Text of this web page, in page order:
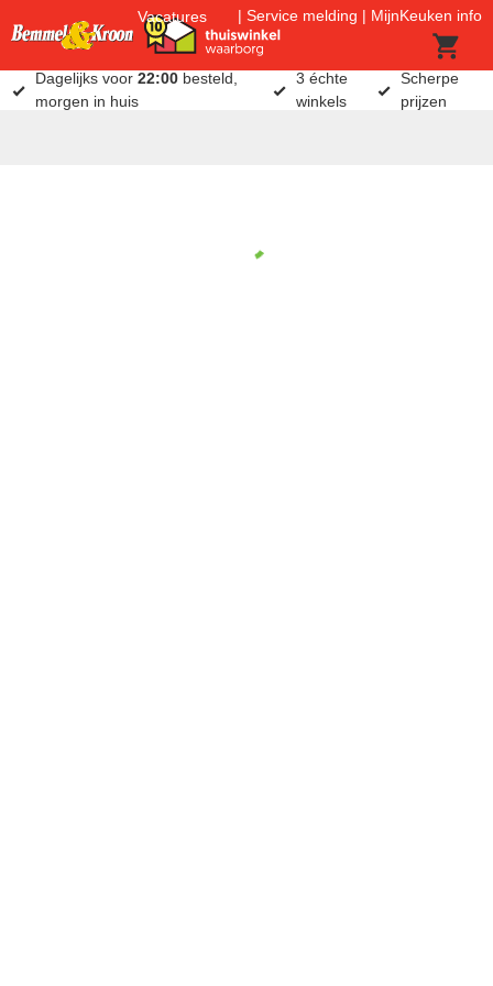
Vacatures Service melding MijnKeuken info
Dagelijks voor22:00 besteld,
morgen in huis
3 échte
winkels
Scherpe
prijzen